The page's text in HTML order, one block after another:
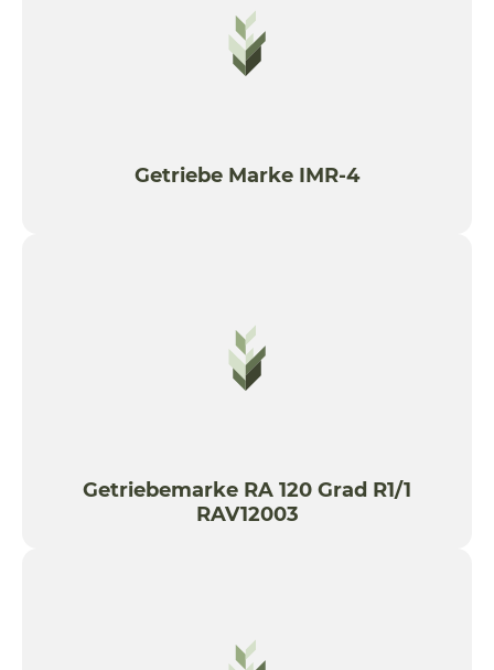
Getriebe Marke IMR-4
Getriebemarke RA 120 Grad R1/1
RAV12003